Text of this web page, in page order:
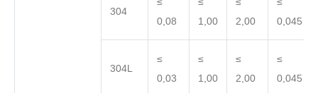
304
0,08
1,00
2,00
0,045
304L
≤
0,03
≤
1,00
≤
2,00
≤
0,045